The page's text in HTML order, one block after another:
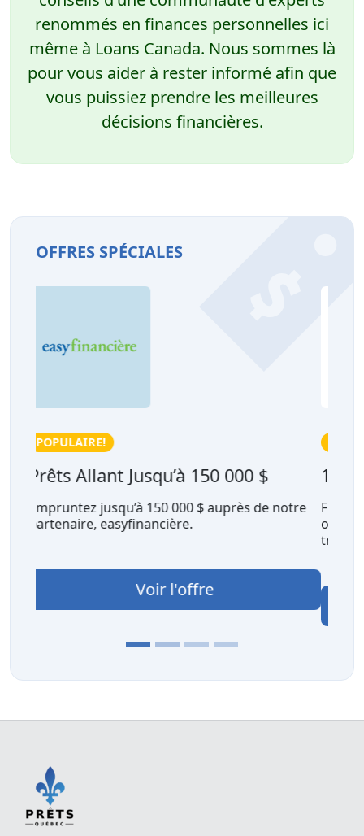
renommés en finances personnelles ici
même à Loans Canada. Nous sommes là
pour vous aider à rester informé afin que
vous puissiez prendre les meilleures
décisions financières.
OFFRES SPÉCIALES
Offre de prêt hypothécaire
1% de remise en argent avec nesto
Financez votre hypothèque avec nesto et
obtenez une remise en argent de 1 % sur les
Voir l'offre